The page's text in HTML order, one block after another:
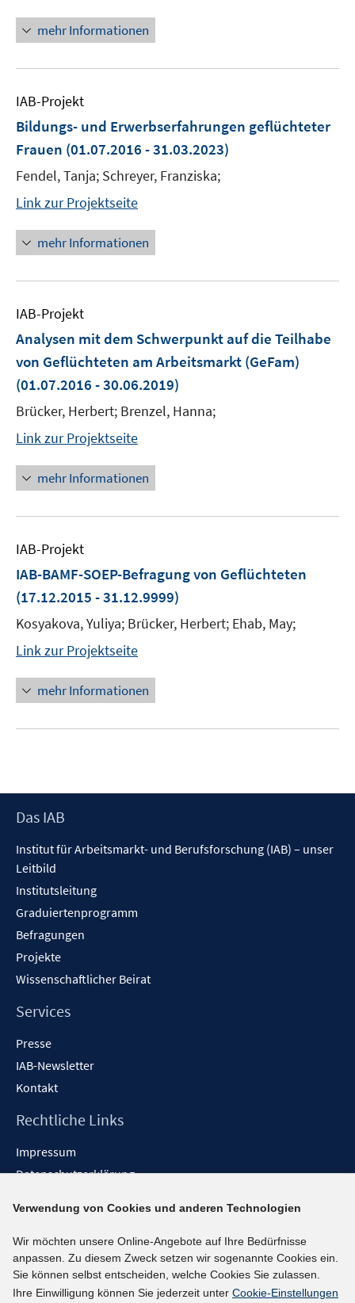
mehr Informationen
IAB-Projekt
Bildungs- und Erwerbserfahrungen geflüchteter
Frauen (01.07.2016 - 31.03.2023)
Fendel, Tanja; Schreyer, Franziska;
Link zur Projektseite
mehr Informationen
IAB-Projekt
Analysen mit dem Schwerpunkt auf die Teilhabe
von Geflüchteten am Arbeitsmarkt (GeFam)
(01.07.2016 - 30.06.2019)
Brücker, Herbert; Brenzel, Hanna;
Link zur Projektseite
mehr Informationen
IAB-Projekt
IAB-BAMF-SOEP-Befragung von Geflüchteten
(17.12.2015 - 31.12.9999)
Kosyakova, Yuliya; Brücker, Herbert; Ehab, May;
Link zur Projektseite
mehr Informationen
Footer
Das IAB
Institut für Arbeitsmarkt- und Berufsforschung (IAB) – unser
Leitbild
Institutsleitung
Graduiertenprogramm
Befragungen
Projekte
Wissenschaftlicher Beirat
Services
Presse
IAB-Newsletter
Kontakt
Rechtliche Links
Impressum
Datenschutzerklärung
Barrieren melden
Social-Media-Kanäle
BlueSky
Verwendung von Cookies und anderen Technologien
Wir möchten unsere Online-Angebote auf Ihre Bedürfnisse
anpassen. Zu diesem Zweck setzen wir sogenannte Cookies ein.
Sie können selbst entscheiden, welche Cookies Sie zulassen.
Ihre Einwilligung können Sie jederzeit unter Cookie-Einstellungen